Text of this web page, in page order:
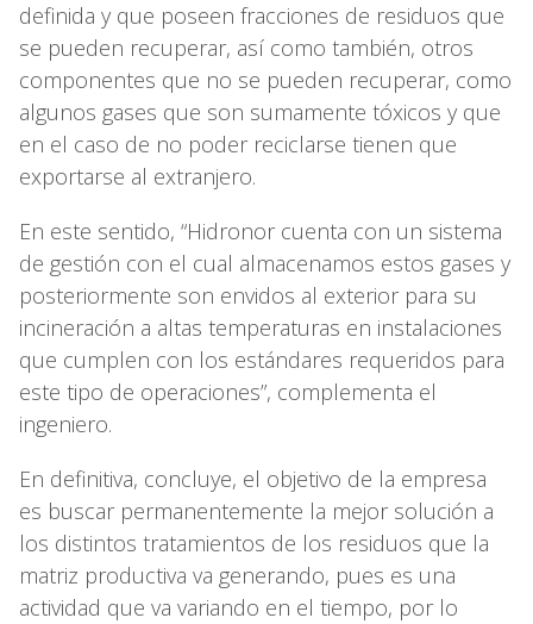
definida y que poseen fracciones de residuos que
se pueden recuperar, así como también, otros
componentes que no se pueden recuperar, como
algunos gases que son sumamente tóxicos y que
en el caso de no poder reciclarse tienen que
exportarse al extranjero.
En este sentido, “Hidronor cuenta con un sistema
de gestión con el cual almacenamos estos gases y
posteriormente son envidos al exterior para su
incineración a altas temperaturas en instalaciones
que cumplen con los estándares requeridos para
este tipo de operaciones”, complementa el
ingeniero.
En definitiva, concluye, el objetivo de la empresa
es buscar permanentemente la mejor solución a
los distintos tratamientos de los residuos que la
matriz productiva va generando, pues es una
actividad que va variando en el tiempo, por lo